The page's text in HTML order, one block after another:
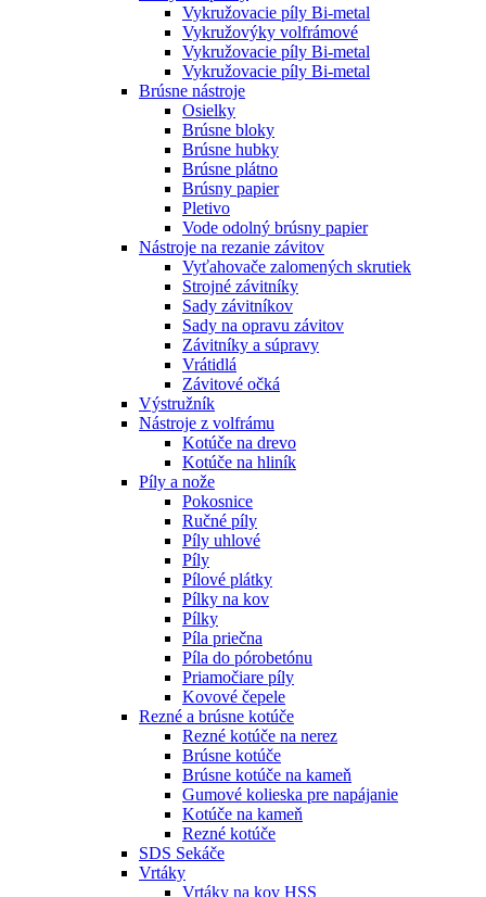
Vykružovacie píly Bi-metal
Vykružovýky volfrámové
Vykružovacie píly Bi-metal
Vykružovacie píly Bi-metal
Brúsne nástroje
Osielky
Brúsne bloky
Brúsne hubky
Brúsne plátno
Brúsny papier
Pletivo
Vode odolný brúsny papier
Nástroje na rezanie závitov
Vyťahovače zalomených skrutiek
Strojné závitníky
Sady závitníkov
Sady na opravu závitov
Závitníky a súpravy
Vrátidlá
Závitové očká
Výstružník
Nástroje z volfrámu
Kotúče na drevo
Kotúče na hliník
Píly a nože
Pokosnice
Ručné píly
Píly uhlové
Píly
Pílové plátky
Pílky na kov
Pílky
Píla priečna
Píla do pórobetónu
Priamočiare píly
Kovové čepele
Rezné a brúsne kotúče
Rezné kotúče na nerez
Brúsne kotúče
Brúsne kotúče na kameň
Gumové kolieska pre napájanie
Kotúče na kameň
Rezné kotúče
SDS Sekáče
Vrtáky
Vrtáky na kov HSS